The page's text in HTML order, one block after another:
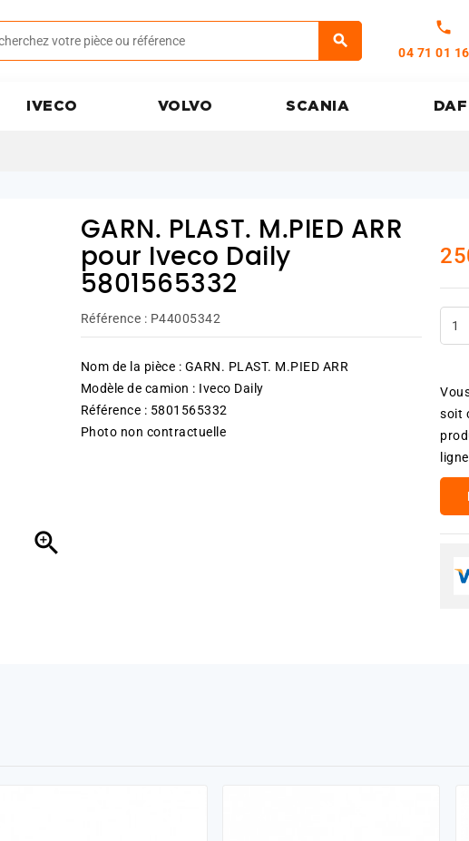
call
04 71 01
IVECO VOLVO SCANIA DAF

GARN. PLAST. M.PIED ARR
pour Iveco Daily
5801565332
Référence : P44005342
Nom de la pièce : GARN. PLAST. M.PIED ARR
Modèle de camion : Iveco Daily
Référence : 5801565332
Photo non contractuelle
soit